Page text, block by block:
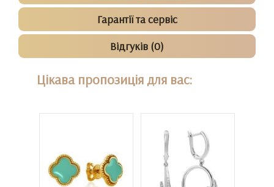
Гарантії та сервіс
Відгуків (0)
Цікава пропозиція для вас: